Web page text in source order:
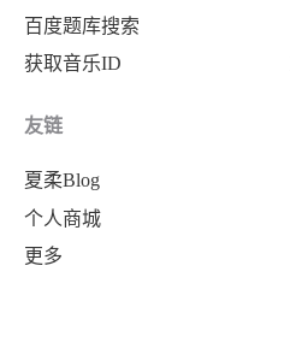
百度题库搜索
获取音乐ID
友链
夏柔Blog
个人商城
更多